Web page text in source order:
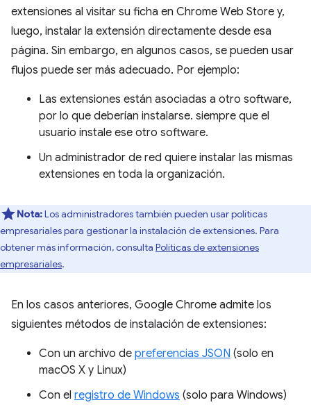
extensiones al visitar su ficha en Chrome Web Store y,
luego, instalar la extensión directamente desde esa
página. Sin embargo, en algunos casos, se pueden usar
flujos puede ser más adecuado. Por ejemplo:
Las extensiones están asociadas a otro software,
por lo que deberían instalarse. siempre que el
usuario instale ese otro software.
Un administrador de red quiere instalar las mismas
extensiones en toda la organización.
Nota:Los administradores también pueden usar políticas
empresariales para gestionar la instalación de extensiones. Para
obtener más información, consulta Políticas de extensiones
empresariales.
En los casos anteriores, Google Chrome admite los
siguientes métodos de instalación de extensiones:
Con un archivo de preferencias JSON (solo en
macOS X y Linux)
Con el registro de Windows (solo para Windows)